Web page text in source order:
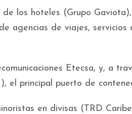
los hoteles (Grupo Gaviota),
agencias de viajes,
Etecsa, y, a
el principal puerto de
en divisas (TRD